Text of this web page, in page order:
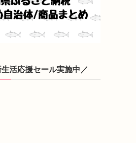
活応援セール実施中／